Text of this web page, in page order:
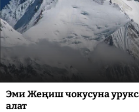
Эми Жеңиш чокусуна
алат